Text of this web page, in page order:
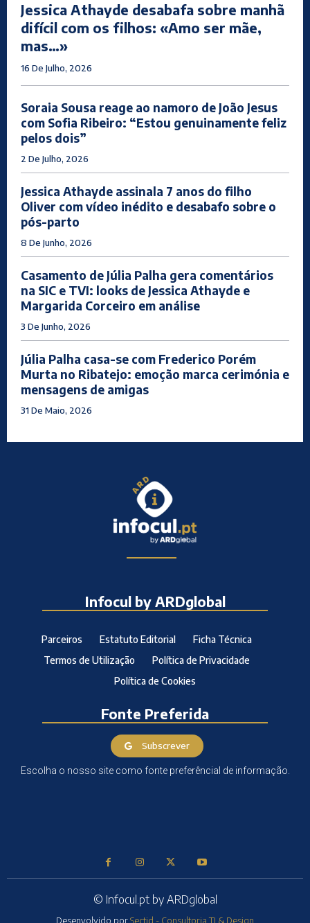
Jessica Athayde desabafa sobre manhã
difícil com os filhos: «Amo ser mãe,
mas…»
16 De Julho, 2026
Soraia Sousa reage ao namoro de João Jesus
com Sofia Ribeiro: “Estou genuinamente feliz
pelos dois”
2 De Julho, 2026
Jessica Athayde assinala 7 anos do filho
Oliver com vídeo inédito e desabafo sobre o
pós-parto
8 De Junho, 2026
Casamento de Júlia Palha gera comentários
na SIC e TVI: looks de Jessica Athayde e
Margarida Corceiro em análise
3 De Junho, 2026
Júlia Palha casa-se com Frederico Porém
Murta no Ribatejo: emoção marca cerimónia e
mensagens de amigas
31 De Maio, 2026
Infocul by ARDglobal
Parceiros Estatuto Editorial
Ficha Técnica
Termos de Utilização
Política de Privacidade
Política de Cookies
Fonte Preferida
Subscrever
Escolha o nosso site como fonte preferêncial de informação.
© Infocul.pt by ARDglobal
Desenvolvido porSectid - Consultoria TI & Design